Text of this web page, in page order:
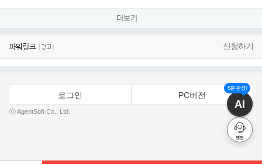
더보기
신청하기
로그인 PC버전
ⓒ AgentSoft Co., Ltd.
5분 완성!
AI
챗봇